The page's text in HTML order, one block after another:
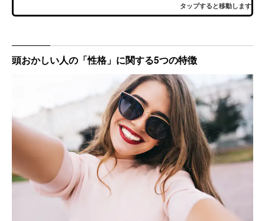
タップすると移動します
頭おかしい人の「性格」に関する5つの特徴